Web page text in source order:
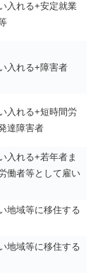
入れる+安定就業
入れる+障害者
入れる+短時間労
達障害者
入れる+若年者ま
働者等として雇い
地域等に移住する
地域等に移住する